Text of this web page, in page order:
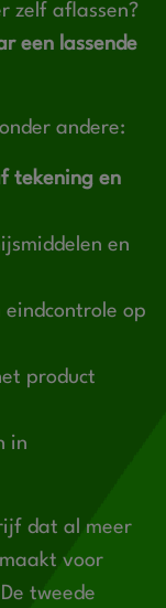
zelf aflassen?
een lassende
andere:
tekening en
en
eindcontrole op
product
in
dat al meer
maakt voor
tweede